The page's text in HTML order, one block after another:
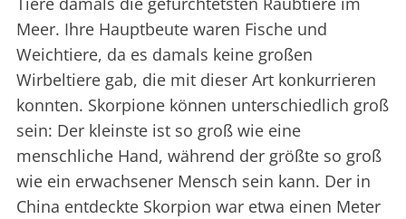
Meer. Ihre Hauptbeute waren Fische und
Weichtiere, da es damals keine großen
Wirbeltiere gab, die mit dieser Art konkurrieren
konnten. Skorpione können unterschiedlich groß
sein: Der kleinste ist so groß wie eine
menschliche Hand, während der größte so groß
wie ein erwachsener Mensch sein kann. Der in
China entdeckte Skorpion war etwa einen Meter